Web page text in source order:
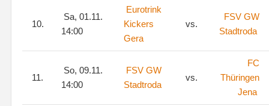
10.
Sa, 01.11.
14:00
Eurotrink
Kickers
Gera
vs.
FSV GW
Stadtroda
11.
So, 09.11.
14:00
FSV GW
Stadtroda
vs.
FC
Thüringen
Jena